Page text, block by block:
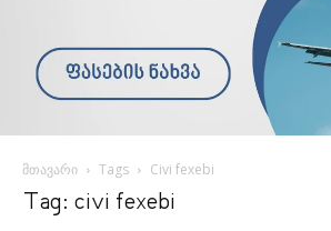
მთავარი Tags Civi fexebi
Tag: civi fexebi